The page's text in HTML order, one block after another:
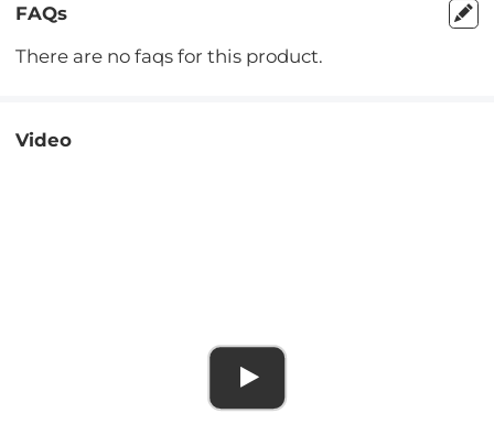
FAQs
There are no faqs for this product.
Video